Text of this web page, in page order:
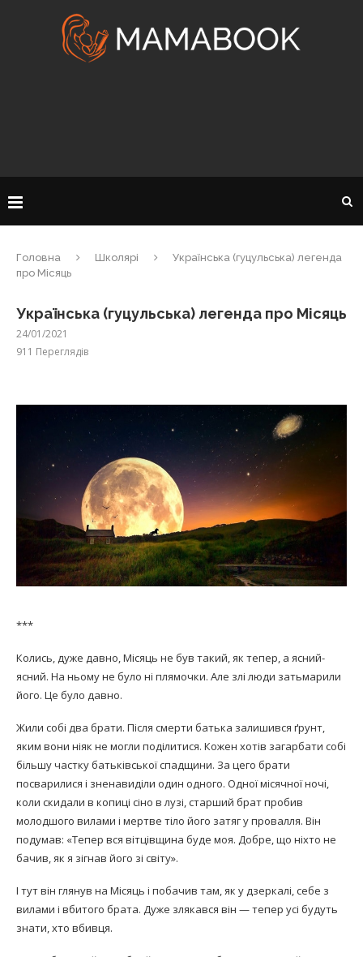
Головна Школярі
Українська (гуцульська) легенда
про Місяць
Українська (гуцульська) легенда про Місяць
24/01/2021
911 Переглядів
***
Колись, дуже давно, Місяць не був такий, як тепер, а ясний-
ясний. На ньому не було ні плямочки. Але злі люди затьмарили
його. Це було давно.
Жили собі два брати. Після смерти батька залишився ґрунт,
яким вони ніяк не могли поділитися. Кожен хотів загарбати собі
більшу частку батьківської спадщини. За цего брати
посварилися і зненавиділи один одного. Одної місячної ночі,
коли скидали в копиці сіно в лузі, старший брат пробив
молодшого вилами і мертве тіло його затяг у провалля. Він
подумав: «Тепер вся вітцівщина буде моя. Добре, що ніхто не
бачив, як я зігнав його зі світу».
І тут він глянув на Місяць і побачив там, як у дзеркалі, себе з
вилами і вбитого брата. Дуже злякався він — тепер усі будуть
знати, хто вбивця.